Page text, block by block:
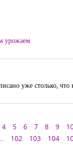
урожаем
уже столько, что
4 5 6 7 8 9
102 103 104